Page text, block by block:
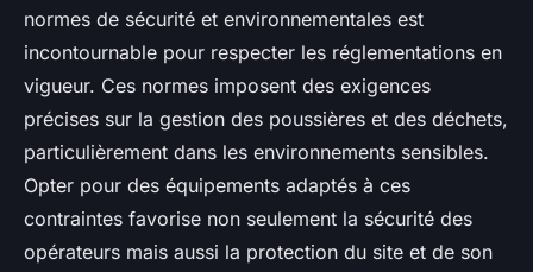
normes de sécurité et environnementales est
incontournable pour respecter les réglementations en
vigueur. Ces normes imposent des exigences
précises sur la gestion des poussières et des déchets,
particulièrement dans les environnements sensibles.
Opter pour des équipements adaptés à ces
contraintes favorise non seulement la sécurité des
opérateurs mais aussi la protection du site et de son